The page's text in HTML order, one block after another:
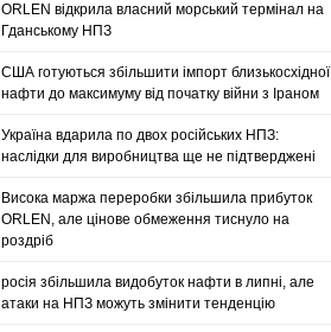
ORLEN відкрила власний морський термінал на
Гданському НПЗ
США готуються збільшити імпорт близькосхідної
нафти до максимуму від початку війни з Іраном
Україна вдарила по двох російських НПЗ:
наслідки для виробництва ще не підтверджені
Висока маржа переробки збільшила прибуток
ORLEN, але цінове обмеження тиснуло на
роздріб
росія збільшила видобуток нафти в липні, але
атаки на НПЗ можуть змінити тенденцію